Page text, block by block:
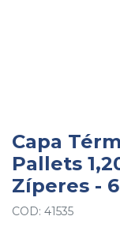
Capa
Pallets
Zíperes -
COD: 41535